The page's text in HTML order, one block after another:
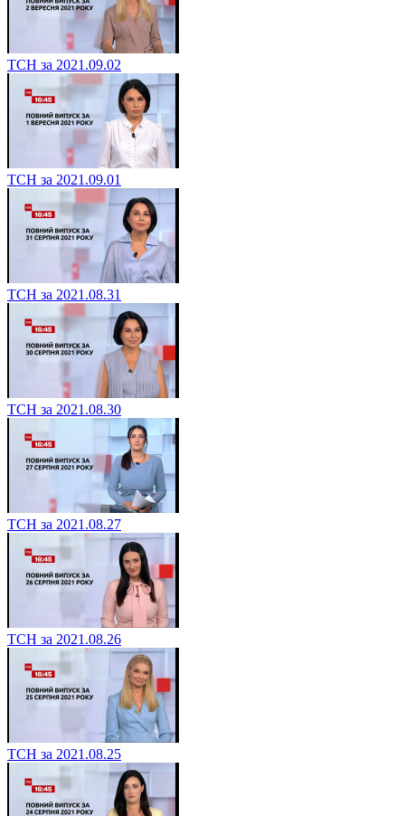
ТСН за 2021.09.02
ТСН за 2021.09.01
ТСН за 2021.08.31
ТСН за 2021.08.30
ТСН за 2021.08.27
ТСН за 2021.08.26
ТСН за 2021.08.25